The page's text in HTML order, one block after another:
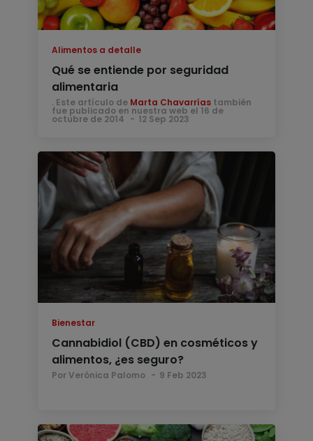
Alimentos a detalle
Qué se entiende por seguridad
alimentaria
. Este artículo de Marta Chavarrías también
fue publicado en nuestra web el 16 de
octubre de 2014 12 Sep 2023
Bienestar
Cannabidiol (CBD) en cosméticos y
alimentos, ¿es seguro?
Por Verónica Palomo 9 Feb 2023